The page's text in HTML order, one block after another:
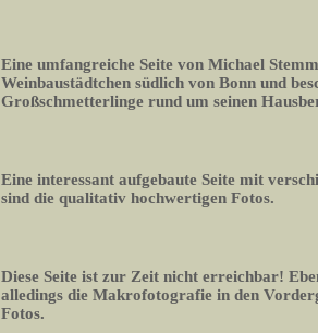
Eine umfangreiche Seite von Michael
Weinbaustädtchen südlich von Bonn und
Großschmetterlinge rund um seinen
Eine interessant aufgebaute Seite mit
sind die qualitativ hochwertigen Fotos.
Diese Seite ist zur Zeit nicht erreichbar!
alledings die Makrofotografie in den
Fotos.